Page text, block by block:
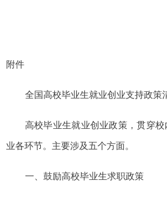
附件
全国高校毕业生就业创业支持政策
高校毕业生就业创业政策，贯穿
业各环节。主要涉及五个方面。
一、鼓励高校毕业生求职政策